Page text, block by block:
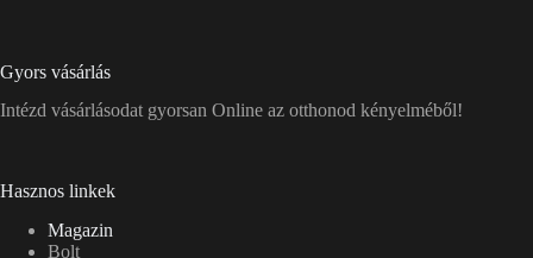
Gyors vásárlás
Intézd vásárlásodat gyorsan Online az otthonod kényelméből!
Hasznos linkek
Magazin
Bolt